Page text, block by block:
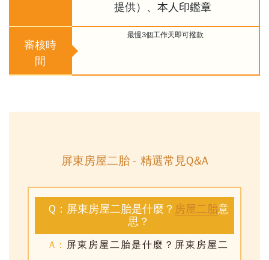
提供）、本人印鑑章
審核時
間
最慢3個工作天即可撥款
屏東房屋二胎 - 精選常見Q&A
Q：屏東房屋二胎是什麼？ 房屋二胎意
思？
A： 屏東房屋二胎是什麼？ 屏東房屋二